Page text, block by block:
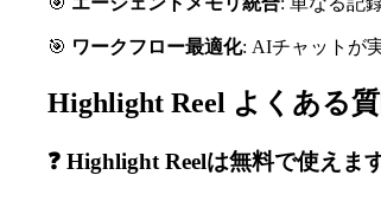
🎯 ワークフロー最適化: AIチャットが
Highlight Reel よくある
❓ Highlight Reelは無料で使えま